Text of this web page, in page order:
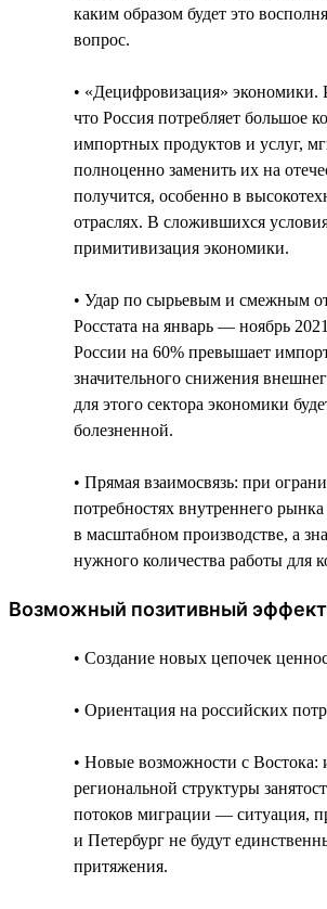
каким образом будет это
вопрос.
• «Децифровизация» экономики.
что Россия потребляет большое
импортных продуктов и услуг,
полноценно заменить их на
получится, особенно в
отраслях. В сложившихся
примитивизация экономики.
• Удар по сырьевым и смежным
Росстата на январь — ноябрь
России на 60% превышает
значительного снижения
для этого сектора экономики
болезненной.
• Прямая взаимосвязь: при
потребностях внутреннего
в масштабном производстве, а
нужного количества работы для
Возможный позитивный
• Создание новых цепочек
• Ориентация на российских
• Новые возможности с Востока:
региональной структуры
потоков миграции — ситуация,
и Петербург не будут
притяжения.